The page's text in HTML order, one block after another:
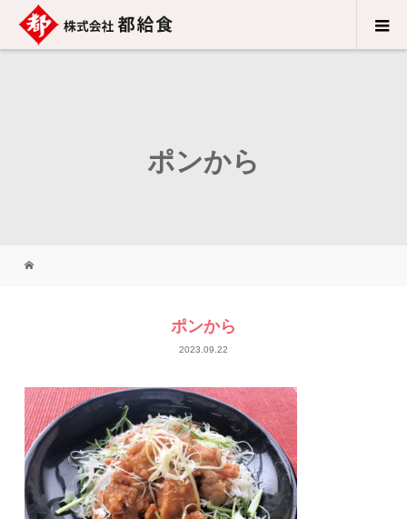
ポンから
ポンから
2023.09.22